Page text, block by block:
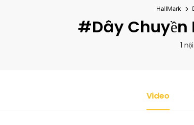
HallMark
#Dây Chuyền
1
Video